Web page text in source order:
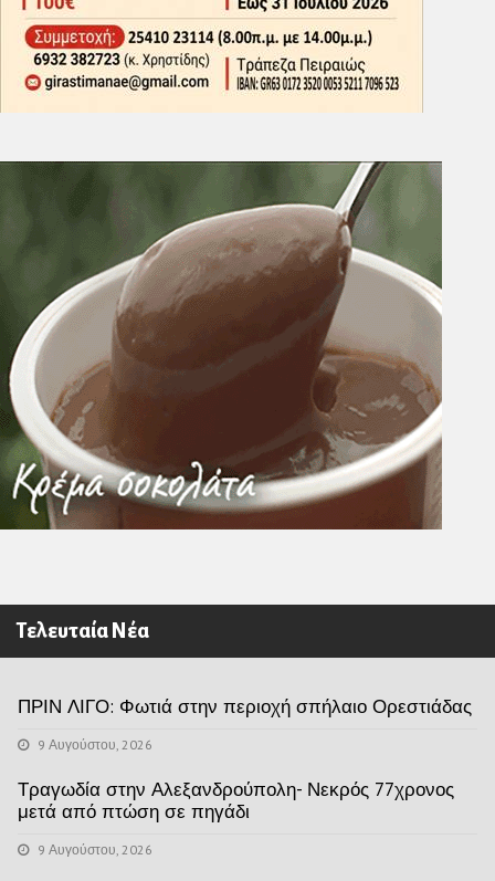
Τελευταία Νέα
ΠΡΙΝ ΛΙΓΟ: Φωτιά στην περιοχή σπήλαιο Ορεστιάδας
9 Αυγούστου, 2026
Τραγωδία στην Αλεξανδρούπολη- Νεκρός 77χρονος
μετά από πτώση σε πηγάδι
9 Αυγούστου, 2026